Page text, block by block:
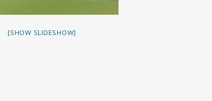
[SHOW SLIDESHOW]